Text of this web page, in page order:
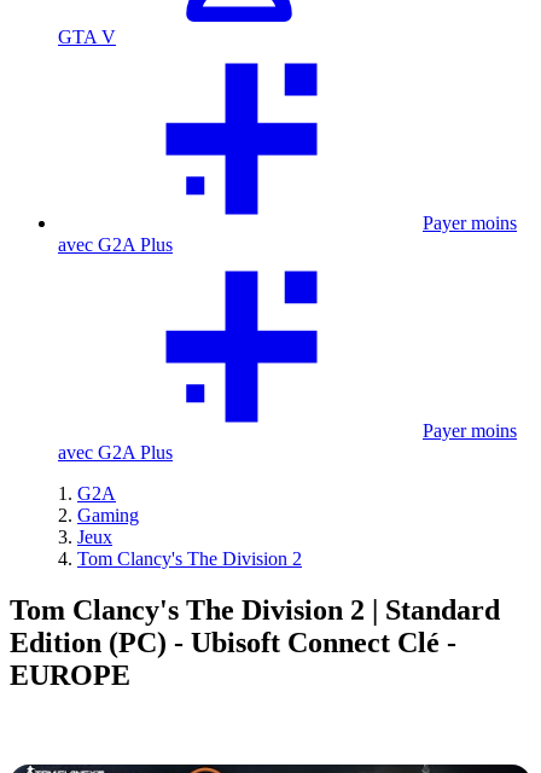
GTA V
Payer moins
avec G2A Plus
Payer moins
avec G2A Plus
G2A
Gaming
Jeux
Tom Clancy's The Division 2
Tom Clancy's The Division 2 | Standard
Edition (PC) - Ubisoft Connect Clé -
EUROPE